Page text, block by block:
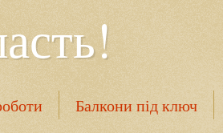
Балкони під ключ